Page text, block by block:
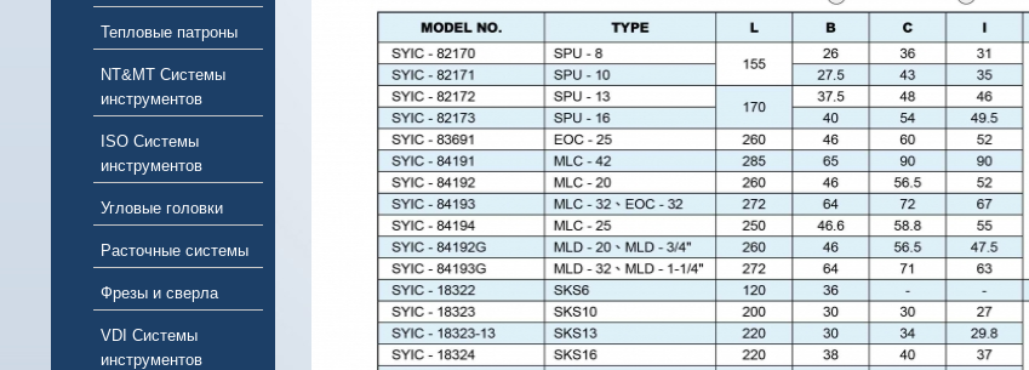
Тепловые патроны
NT&MT Системы
инструментов
ISO Системы
инструментов
Угловые головки
Расточные системы
Фрезы и сверла
VDI Системы
инструментов